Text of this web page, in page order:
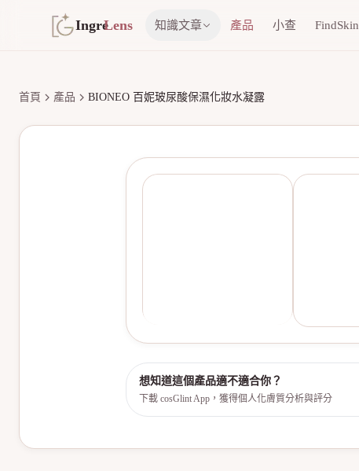
IngreLens 知識文章 產品 小查 FindSkin
首頁 產品 BIONEO 百妮玻尿酸保濕化妝水凝露
想知道這個產品適不適合你？
下載 cosGlint App，獲得個人化膚質分析與評分